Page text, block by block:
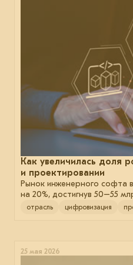
Как увеличилась доля
и проектировании
Рынок инженерного софта
на 20%, достигнув 50–55
отрасль цифровизация
25 мая 2026